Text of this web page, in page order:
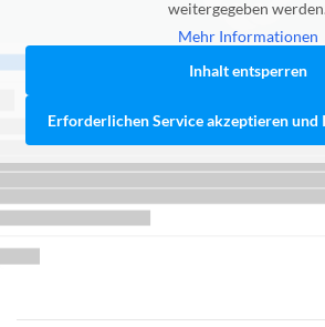
weitergegeben
Mehr Informationen
Inhalt entsperren
Erforderlichen Service akzeptieren und